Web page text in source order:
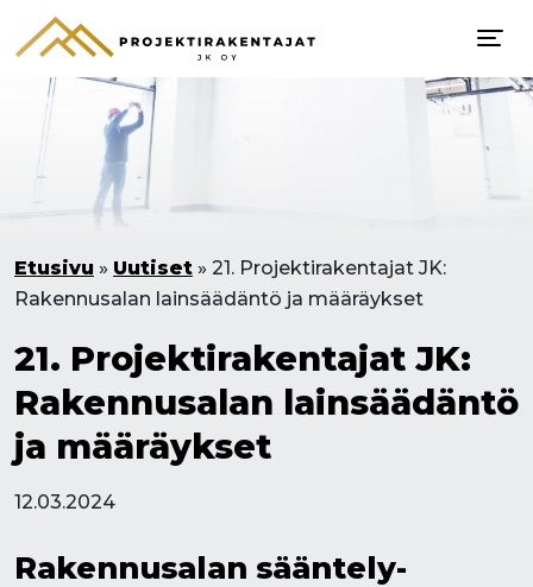
Etusivu » Uutiset » 21. Projektirakentajat JK:
Rakennusalan lainsäädäntö ja määräykset
21. Projektirakentajat JK:
Rakennusalan lainsäädäntö
ja määräykset
12.03.2024
Rakennusalan sääntely-